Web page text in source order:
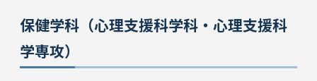
保健学科（心理支援科学科・心理支援科
学専攻）